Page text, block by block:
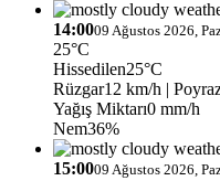
14:0009 Ağustos 2026,
25°C
Hissedilen25°C
Rüzgar12 km/h |
Yağış Miktarı0 mm/h
Nem36%
15:0009 Ağustos 2026,